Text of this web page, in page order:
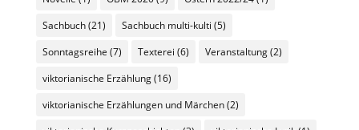
Sachbuch(21) Sachbuch multi-kulti (5)
Sonntagsreihe (7) Texterei (6) Veranstaltung(2)
viktorianische Erzählung(16)
viktorianische Erzählungen und Märchen(2)